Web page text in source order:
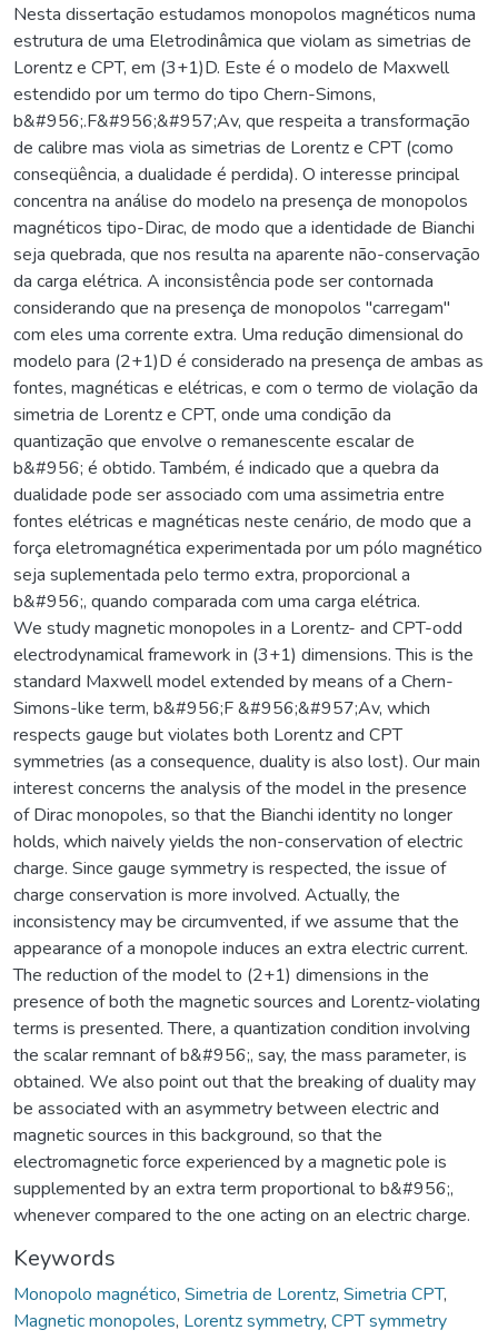
Nesta dissertação estudamos monopolos magnéticos numa
estrutura de uma Eletrodinâmica que violam as simetrias de
Lorentz e CPT, em (3+1)D. Este é o modelo de Maxwell
estendido por um termo do tipo Chern-Simons,
b&#956;.F&#956;&#957;Av, que respeita a transformação
de calibre mas viola as simetrias de Lorentz e CPT (como
conseqüência, a dualidade é perdida). O interesse principal
concentra na análise do modelo na presença de monopolos
magnéticos tipo-Dirac, de modo que a identidade de Bianchi
seja quebrada, que nos resulta na aparente não-conservação
da carga elétrica. A inconsistência pode ser contornada
considerando que na presença de monopolos "carregam"
com eles uma corrente extra. Uma redução dimensional do
modelo para (2+1)D é considerado na presença de ambas as
fontes, magnéticas e elétricas, e com o termo de violação da
simetria de Lorentz e CPT, onde uma condição da
quantização que envolve o remanescente escalar de
b&#956; é obtido. Também, é indicado que a quebra da
dualidade pode ser associado com uma assimetria entre
fontes elétricas e magnéticas neste cenário, de modo que a
força eletromagnética experimentada por um pólo magnético
seja suplementada pelo termo extra, proporcional a
b&#956;, quando comparada com uma carga elétrica.
We study magnetic monopoles in a Lorentz- and CPT-odd
electrodynamical framework in (3+1) dimensions. This is the
standard Maxwell model extended by means of a Chern-
Simons-like term, b&#956;F &#956;&#957;Av, which
respects gauge but violates both Lorentz and CPT
symmetries (as a consequence, duality is also lost). Our main
interest concerns the analysis of the model in the presence
of Dirac monopoles, so that the Bianchi identity no longer
holds, which naively yields the non-conservation of electric
charge. Since gauge symmetry is respected, the issue of
charge conservation is more involved. Actually, the
inconsistency may be circumvented, if we assume that the
appearance of a monopole induces an extra electric current.
The reduction of the model to (2+1) dimensions in the
presence of both the magnetic sources and Lorentz-violating
terms is presented. There, a quantization condition involving
the scalar remnant of b&#956;, say, the mass parameter, is
obtained. We also point out that the breaking of duality may
be associated with an asymmetry between electric and
magnetic sources in this background, so that the
electromagnetic force experienced by a magnetic pole is
supplemented by an extra term proportional to b&#956;,
whenever compared to the one acting on an electric charge.
Keywords
Monopolo magnético, Simetria de Lorentz, Simetria CPT,
Magnetic monopoles, Lorentz symmetry, CPT symmetry